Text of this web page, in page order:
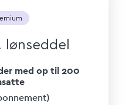
lønseddel
med op til 200